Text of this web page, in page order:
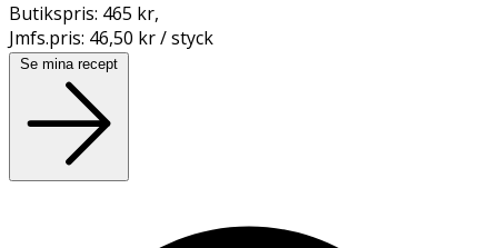
Butikspris: 465 kr,
Jmfs.pris: 46,50 kr / styck
Se mina recept